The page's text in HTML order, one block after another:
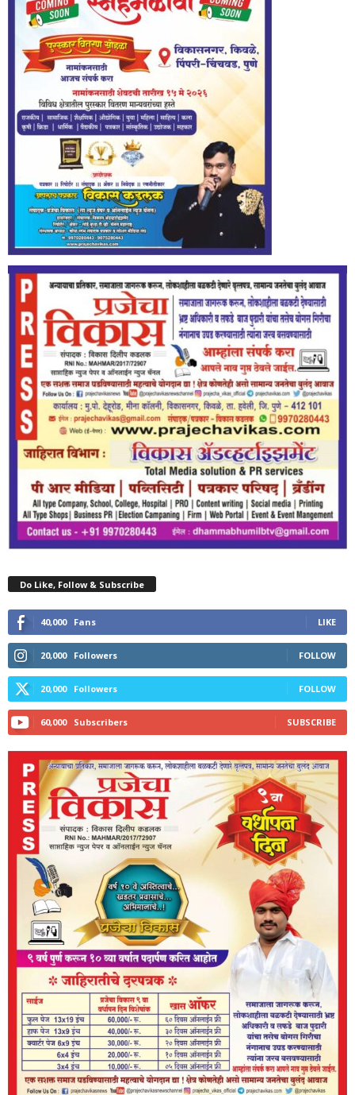
Do Like, Follow & Subscribe
40,000 Fans LIKE
20,000 Followers FOLLOW
20,000 Followers FOLLOW
60,000 Subscribers SUBSCRIBE